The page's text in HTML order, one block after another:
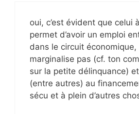
oui, c’est évident que celui
permet d’avoir un emploi
dans le circuit économique,
marginalise pas (cf. ton
sur la petite délinquance)
(entre autres) au
sécu et à plein d’autres